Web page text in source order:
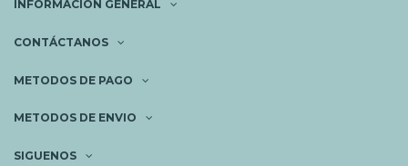
INFORMACIÓN GENERAL
CONTÁCTANOS
METODOS DE PAGO
METODOS DE ENVIO
SIGUENOS